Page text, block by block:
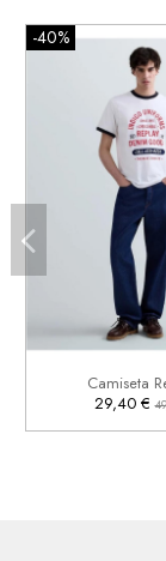
-40%
Camiseta
29,40 €
S M L
 Añadir